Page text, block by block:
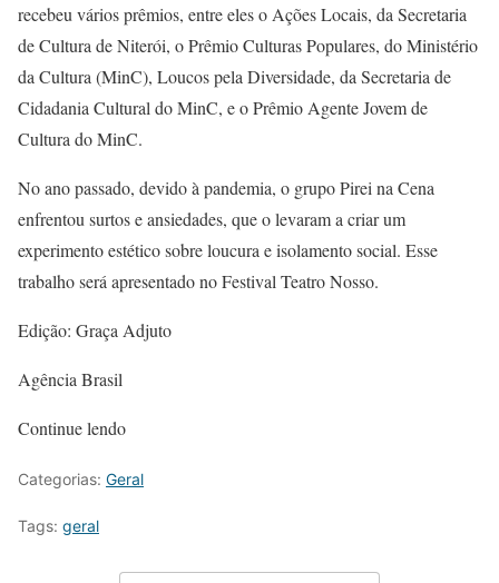
recebeu vários prêmios, entre eles o Ações Locais, da Secretaria
de Cultura de Niterói, o Prêmio Culturas Populares, do Ministério
da Cultura (MinC), Loucos pela Diversidade, da Secretaria de
Cidadania Cultural do MinC, e o Prêmio Agente Jovem de
Cultura do MinC.
No ano passado, devido à pandemia, o grupo Pirei na Cena
enfrentou surtos e ansiedades, que o levaram a criar um
experimento estético sobre loucura e isolamento social. Esse
trabalho será apresentado no Festival Teatro Nosso.
Edição: Graça Adjuto
Agência Brasil
Continue lendo
Categorias: Geral
Tags: geral